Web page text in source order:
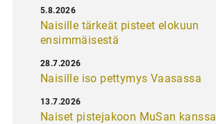
Naisille tärkeät pisteet elokuun
ensimmäisestä
5.8.2026
Naisille iso pettymys Vaasassa
28.7.2026
Naiset pistejakoon MuSan kanssa
13.7.2026